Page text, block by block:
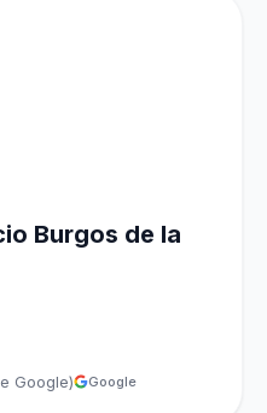
Burgos de la
Google) Google